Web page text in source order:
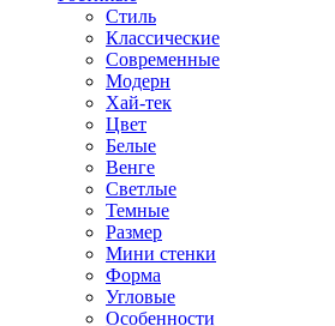
Стиль
Классические
Современные
Модерн
Хай-тек
Цвет
Белые
Венге
Светлые
Темные
Размер
Мини стенки
Форма
Угловые
Особенности